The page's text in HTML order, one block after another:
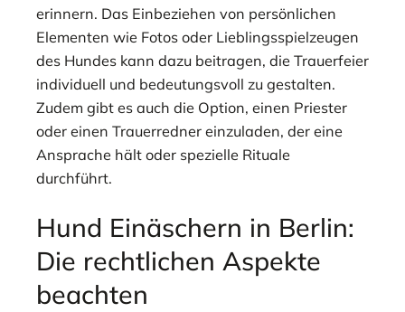
erinnern. Das Einbeziehen von persönlichen
Elementen wie Fotos oder Lieblingsspielzeugen
des Hundes kann dazu beitragen, die Trauerfeier
individuell und bedeutungsvoll zu gestalten.
Zudem gibt es auch die Option, einen Priester
oder einen Trauerredner einzuladen, der eine
Ansprache hält oder spezielle Rituale
durchführt.
Hund Einäschern in Berlin:
Die rechtlichen Aspekte
beachten